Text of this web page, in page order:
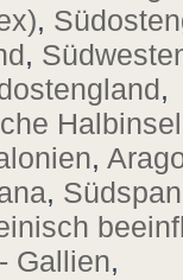
,
,
,
Halbinsel
,
,
Gallien,